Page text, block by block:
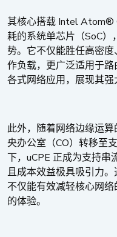
其核心搭载 Intel Atom®
耗的系统单芯片（SoC）
势。它不仅能胜任高密度
作负载，更广泛适用于
各式网络应用，展现其强
此外，随着网络边缘运
央办公室（CO）转移至
下， uCPE 正成为支持串
且成本效益极具吸引力
不仅能有效减轻核心网
的体验。